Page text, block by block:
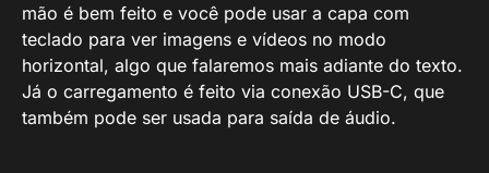
mão é bem feito e você pode usar a capa com
teclado para ver imagens e vídeos no modo
horizontal, algo que falaremos mais adiante do texto.
Já o carregamento é feito via conexão USB-C, que
também pode ser usada para saída de áudio.